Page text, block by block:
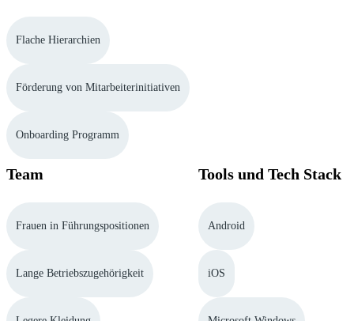
Flache Hierarchien
Förderung von Mitarbeiterinitiativen
Onboarding Programm
Team
Frauen in Führungspositionen
Lange Betriebszugehörigkeit
Tools und Tech Stack
Android
iOS